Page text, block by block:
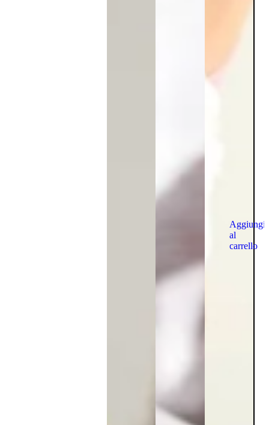
Aggiungi
al
carrello